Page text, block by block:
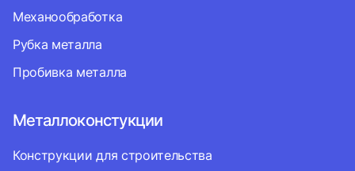
Механообработка
Рубка металла
Пробивка металла
Металлоконстукции
Конструкции для строительства